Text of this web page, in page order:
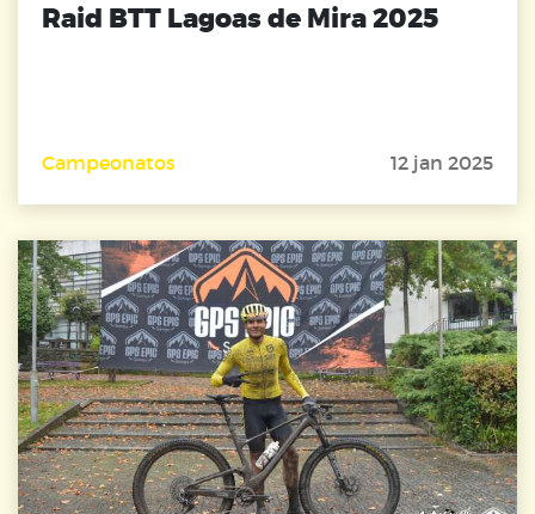
Raid BTT Lagoas de Mira 2025
Campeonatos 12 jan 2025